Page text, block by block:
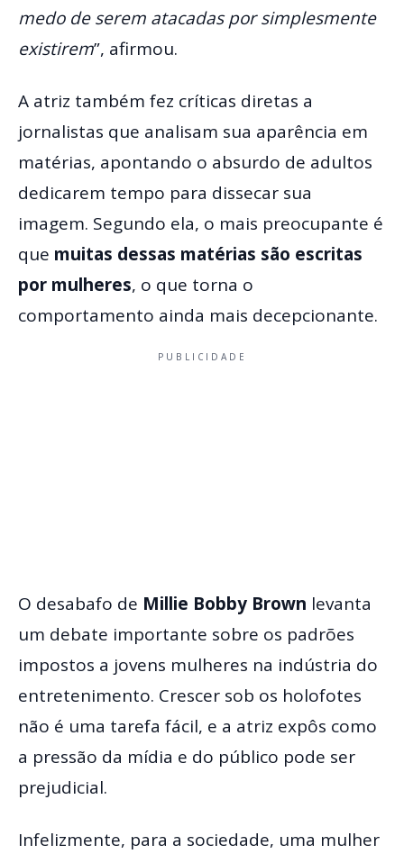
medo de serem atacadas por simplesmente
existirem”, afirmou.
A atriz também fez críticas diretas a
jornalistas que analisam sua aparência em
matérias, apontando o absurdo de adultos
dedicarem tempo para dissecar sua
imagem. Segundo ela, o mais preocupante é
que muitas dessas matérias são escritas
por mulheres, o que torna o
comportamento ainda mais decepcionante.
PUBLICIDADE
O desabafo de Millie Bobby Brown levanta
um debate importante sobre os padrões
impostos a jovens mulheres na indústria do
entretenimento. Crescer sob os holofotes
não é uma tarefa fácil, e a atriz expôs como
a pressão da mídia e do público pode ser
prejudicial.
Infelizmente, para a sociedade, uma mulher